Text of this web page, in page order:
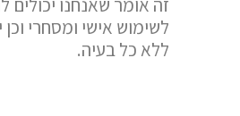
זה אומר שאנחנו
לשימוש אישי ומסחרי וכן
ללא כל בעיה.